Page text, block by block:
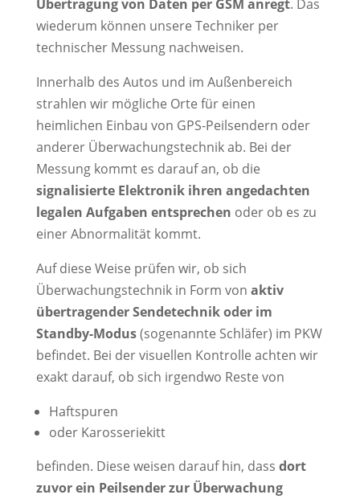
Übertragung von Daten per GSM anregt. Das
wiederum können unsere Techniker per
technischer Messung nachweisen.
Innerhalb des Autos und im Außenbereich
strahlen wir mögliche Orte für einen
heimlichen Einbau von GPS-Peilsendern oder
anderer Überwachungstechnik ab. Bei der
Messung kommt es darauf an, ob die
signalisierte Elektronik ihren angedachten
legalen Aufgaben entsprechen oder ob es zu
einer Abnormalität kommt.
Auf diese Weise prüfen wir, ob sich
Überwachungstechnik in Form von aktiv
übertragender Sendetechnik oder im
Standby-Modus(sogenannte Schläfer) im PKW
befindet. Bei der visuellen Kontrolle achten wir
exakt darauf, ob sich irgendwo Reste von
Haftspuren
oder Karosseriekitt
befinden. Diese weisen darauf hin, dass dort
zuvor ein Peilsender zur Überwachung